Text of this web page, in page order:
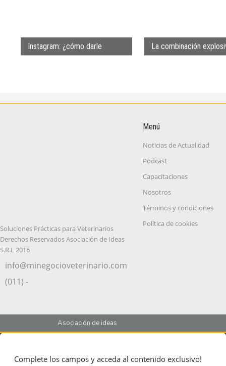
Instagram: ¿cómo darle
La combinación
Soluciones Prácticas para Veterinarios
Derechos Reservados Asociación de Ideas
S.R.L 2016
info@minegocioveterinario.com
(011) -
Menú
Noticias de Actualidad
Podcast
Capacitaciones
Nosotros
Términos y condiciones
Política de cookies
Asociación de ideas
Complete los campos y acceda al contenido exclusivo!